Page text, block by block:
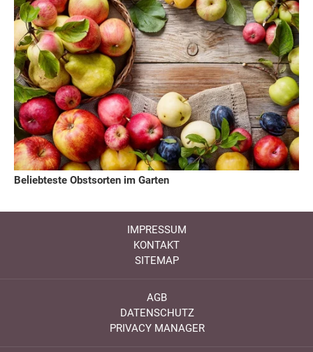
Beliebteste Obstsorten im Garten
IMPRESSUM
KONTAKT
SITEMAP
AGB
DATENSCHUTZ
PRIVACY MANAGER